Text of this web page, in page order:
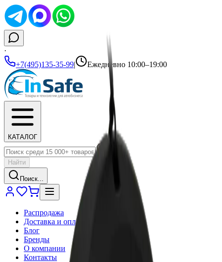
·
+7(495)135-35-99| Ежедневно 10:00–19:00
КАТАЛОГ
Найти
Поиск...
Распродажа
Доставка и оплата
Блог
Бренды
О компании
Контакты